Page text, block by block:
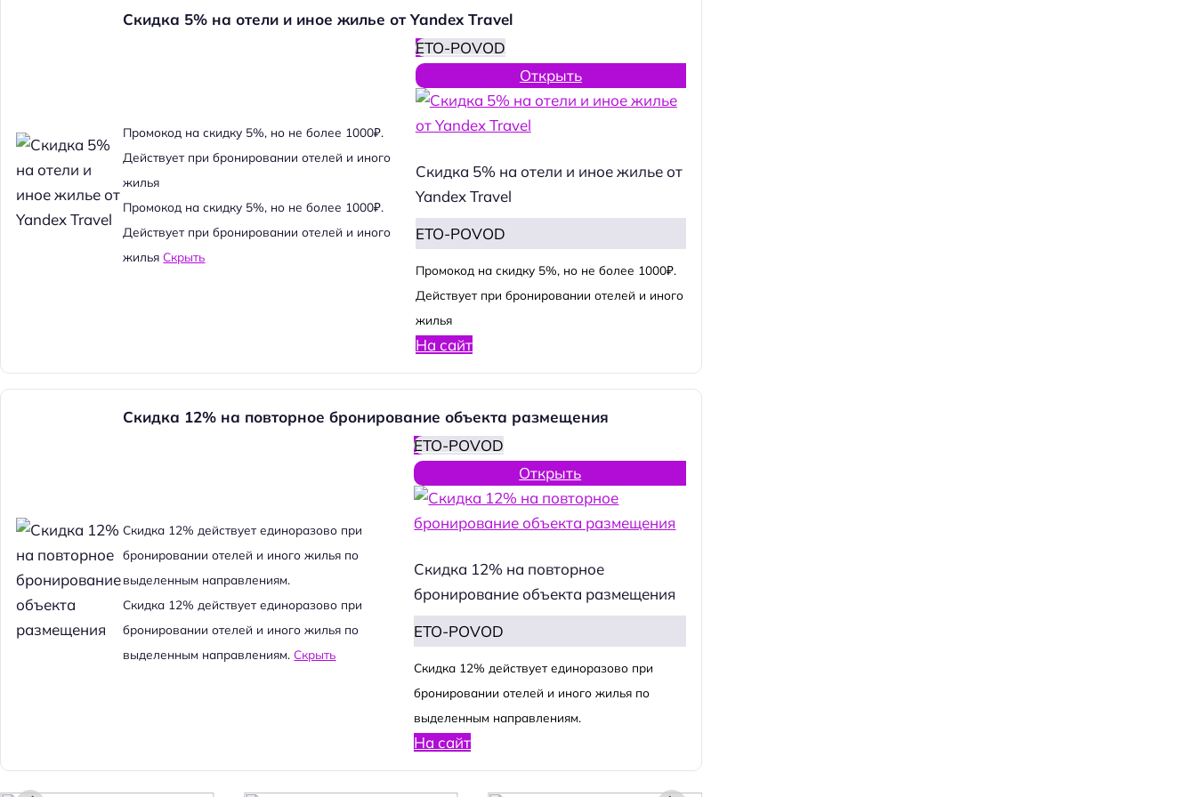
Скидка 5% на отели и иное жилье от Yandex Travel
Промокод на скидку 5%, но не более 1000₽.
Действует при бронировании отелей и иного
жилья
Промокод на скидку 5%, но не более 1000₽.
Действует при бронировании отелей и иного
жильяСкрыть
ETO-POVOD
Открыть
Скидка 5% на отели и иное жилье от
Yandex Travel
ETO-POVOD
Промокод на скидку 5%, но не более 1000₽.
Действует при бронировании отелей и иного
жилья
На сайт
Скидка 12% на повторное бронирование объекта размещения
Cкидка 12% действует единоразово при
бронировании отелей и иного жилья по
выделенным направлениям.
Cкидка 12% действует единоразово при
бронировании отелей и иного жилья по
выделенным направлениям.Скрыть
ETO-POVOD
Открыть
Скидка 12% на повторное
бронирование объекта размещения
ETO-POVOD
Cкидка 12% действует единоразово при
бронировании отелей и иного жилья по
выделенным направлениям.
На сайт